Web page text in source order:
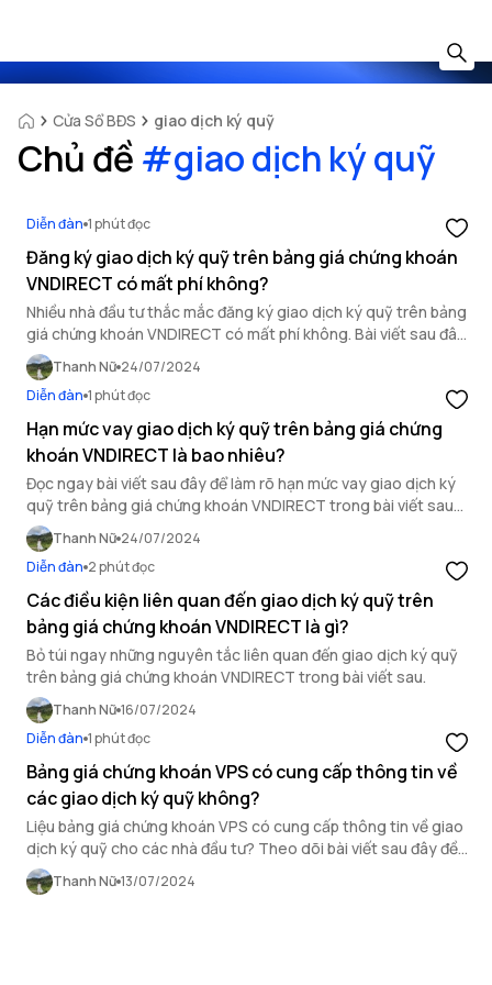
Cửa Sổ BĐS giao dịch ký quỹ
Chủ đề #giao dịch ký quỹ
Diễn đàn 1 phút đọc
Đăng ký giao dịch ký quỹ trên bảng giá chứng khoán
VNDIRECT có mất phí không?
Nhiều nhà đầu tư thắc mắc đăng ký giao dịch ký quỹ trên bảng
giá chứng khoán VNDIRECT có mất phí không. Bài viết sau đây
sẽ giúp bạn làm rõ.
Thanh Nữ 24/07/2024
Diễn đàn 1 phút đọc
Hạn mức vay giao dịch ký quỹ trên bảng giá chứng
khoán VNDIRECT là bao nhiêu?
Đọc ngay bài viết sau đây để làm rõ hạn mức vay giao dịch ký
quỹ trên bảng giá chứng khoán VNDIRECT trong bài viết sau
đây.
Thanh Nữ 24/07/2024
Diễn đàn 2 phút đọc
Các điều kiện liên quan đến giao dịch ký quỹ trên
bảng giá chứng khoán VNDIRECT là gì?
Bỏ túi ngay những nguyên tắc liên quan đến giao dịch ký quỹ
trên bảng giá chứng khoán VNDIRECT trong bài viết sau.
Thanh Nữ 16/07/2024
Diễn đàn 1 phút đọc
Bảng giá chứng khoán VPS có cung cấp thông tin về
các giao dịch ký quỹ không?
Liệu bảng giá chứng khoán VPS có cung cấp thông tin về giao
dịch ký quỹ cho các nhà đầu tư? Theo dõi bài viết sau đây đề
cùng làm rõ.
Thanh Nữ 13/07/2024